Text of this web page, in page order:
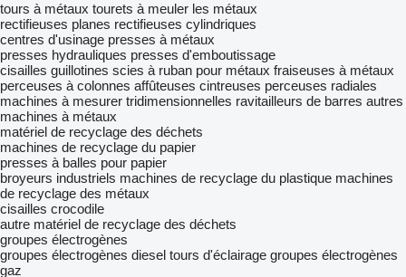
tours à métaux tourets à meuler les métaux
rectifieuses planes rectifieuses cylindriques
centres d'usinage presses à métaux
presses hydrauliques presses d'emboutissage
cisailles guillotines scies à ruban pour métaux fraiseuses à métaux
perceuses à colonnes affûteuses cintreuses perceuses radiales
machines à mesurer tridimensionnelles ravitailleurs de barres autres
machines à métaux
matériel de recyclage des déchets
machines de recyclage du papier
presses à balles pour papier
broyeurs industriels machines de recyclage du plastique machines
de recyclage des métaux
cisailles crocodile
autre matériel de recyclage des déchets
groupes électrogènes
groupes électrogènes diesel tours d'éclairage groupes électrogènes
gaz